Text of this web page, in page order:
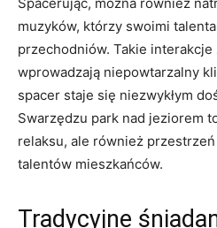
muzyków, którzy swoimi
przechodniów. Takie
wprowadzają niepowtarzalny
spacer staje się niezwykłym
Swarzędzu park nad jeziorem
relaksu, ale również
talentów mieszkańców.
Tradycyjne